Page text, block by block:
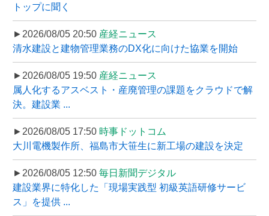
トップに聞く
►2026/08/05 20:50 産経ニュース
清水建設と建物管理業務のDX化に向けた協業を開始
►2026/08/05 19:50 産経ニュース
属人化するアスベスト・産廃管理の課題をクラウドで解
決。建設業 ...
►2026/08/05 17:50 時事ドットコム
大川電機製作所、福島市大笹生に新工場の建設を決定
►2026/08/05 12:50 毎日新聞デジタル
建設業界に特化した「現場実践型 初級英語研修サービ
ス」を提供 ...